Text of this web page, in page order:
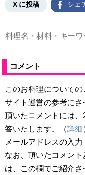
X に投稿 シェ
コメント
このお料理についての
サイト運営の参考にさ
頂いたコメントには
答いたします。（詳細
メールアドレスの入力
なお、頂いたコメン
は、この欄でご紹介さ